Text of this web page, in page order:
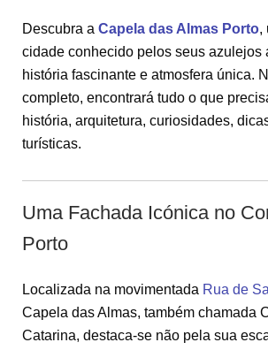
Descubra a Capela das Almas Porto,
cidade conhecido pelos seus azulejos
história fascinante e atmosfera única.
completo, encontrará tudo o que
história, arquitetura, curiosidades,
turísticas.
Uma Fachada Icónica no
Porto
Localizada na movimentada Rua de
Capela das Almas, também chamada
Catarina, destaca-se não pela sua